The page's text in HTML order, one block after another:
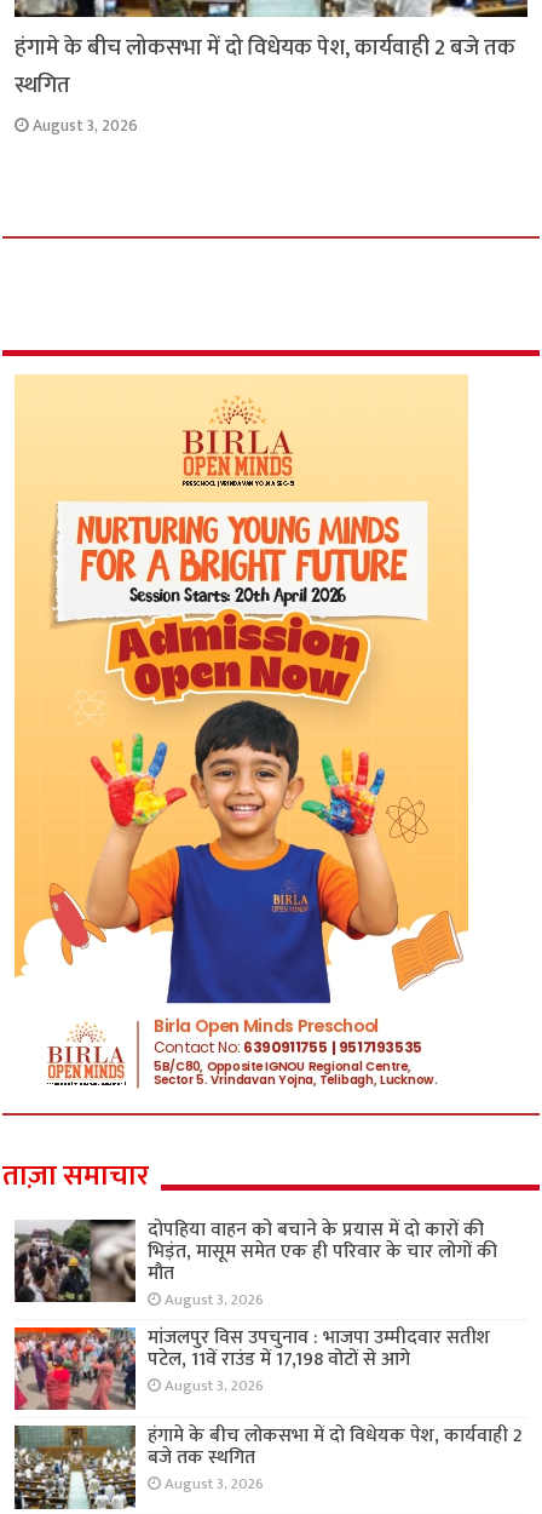
हंगामे के बीच लोकसभा में दो विधेयक पेश, कार्यवाही 2 बजे तक
स्थगित
August 3, 2026
ताज़ा समाचार
दोपहिया वाहन को बचाने के प्रयास में दो कारों की
भिड़ंत, मासूम समेत एक ही परिवार के चार लोगों की
मौत
August 3, 2026
मांजलपुर विस उपचुनाव : भाजपा उम्मीदवार सतीश
पटेल, 11वें राउंड में 17,198 वोटों से आगे
August 3, 2026
हंगामे के बीच लोकसभा में दो विधेयक पेश, कार्यवाही 2
बजे तक स्थगित
August 3, 2026